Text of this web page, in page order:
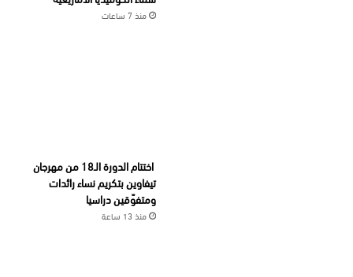
منذ 7 ساعات
اختتام الدورة الـ18 من مهرجان
تيفاوين بتكريم نساء رائدات
ومتفوّقين دراسيا
منذ 13 ساعة